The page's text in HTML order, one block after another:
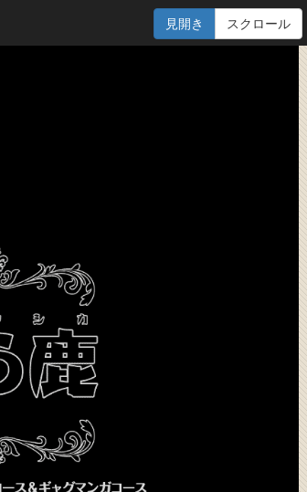
見開き スクロール